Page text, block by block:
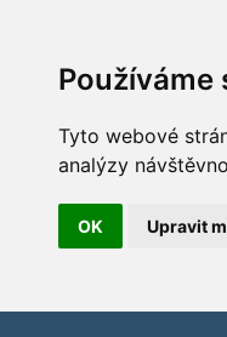
Používáme
Tyto webové
analýzy
OK Upravit